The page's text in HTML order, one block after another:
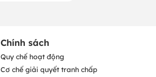
Chính sách
Quy chế hoạt động
Cơ chế giải quyết tranh chấp